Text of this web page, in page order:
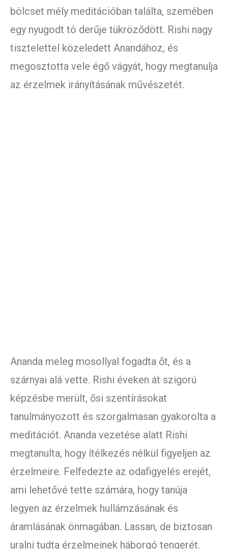
bölcset mély meditációban találta, szemében
egy nyugodt tó derűje tükröződött. Rishi nagy
tisztelettel közeledett Anandához, és
megosztotta vele égő vágyát, hogy megtanulja
az érzelmek irányításának művészetét.
Ananda meleg mosollyal fogadta őt, és a
szárnyai alá vette. Rishi éveken át szigorú
képzésbe merült, ősi szentírásokat
tanulmányozott és szorgalmasan gyakorolta a
meditációt. Ananda vezetése alatt Rishi
megtanulta, hogy ítélkezés nélkül figyeljen az
érzelmeire. Felfedezte az odafigyelés erejét,
ami lehetővé tette számára, hogy tanúja
legyen az érzelmek hullámzásának és
áramlásának önmagában. Lassan, de biztosan
uralni tudta érzelmeinek háborgó tengerét.